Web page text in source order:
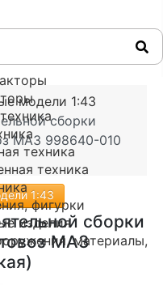
техника
техника
фигурки
изделия
материалы,
модели 1:43
сборки
МАЗ 998640-010
1:43
сборки
МАЗ